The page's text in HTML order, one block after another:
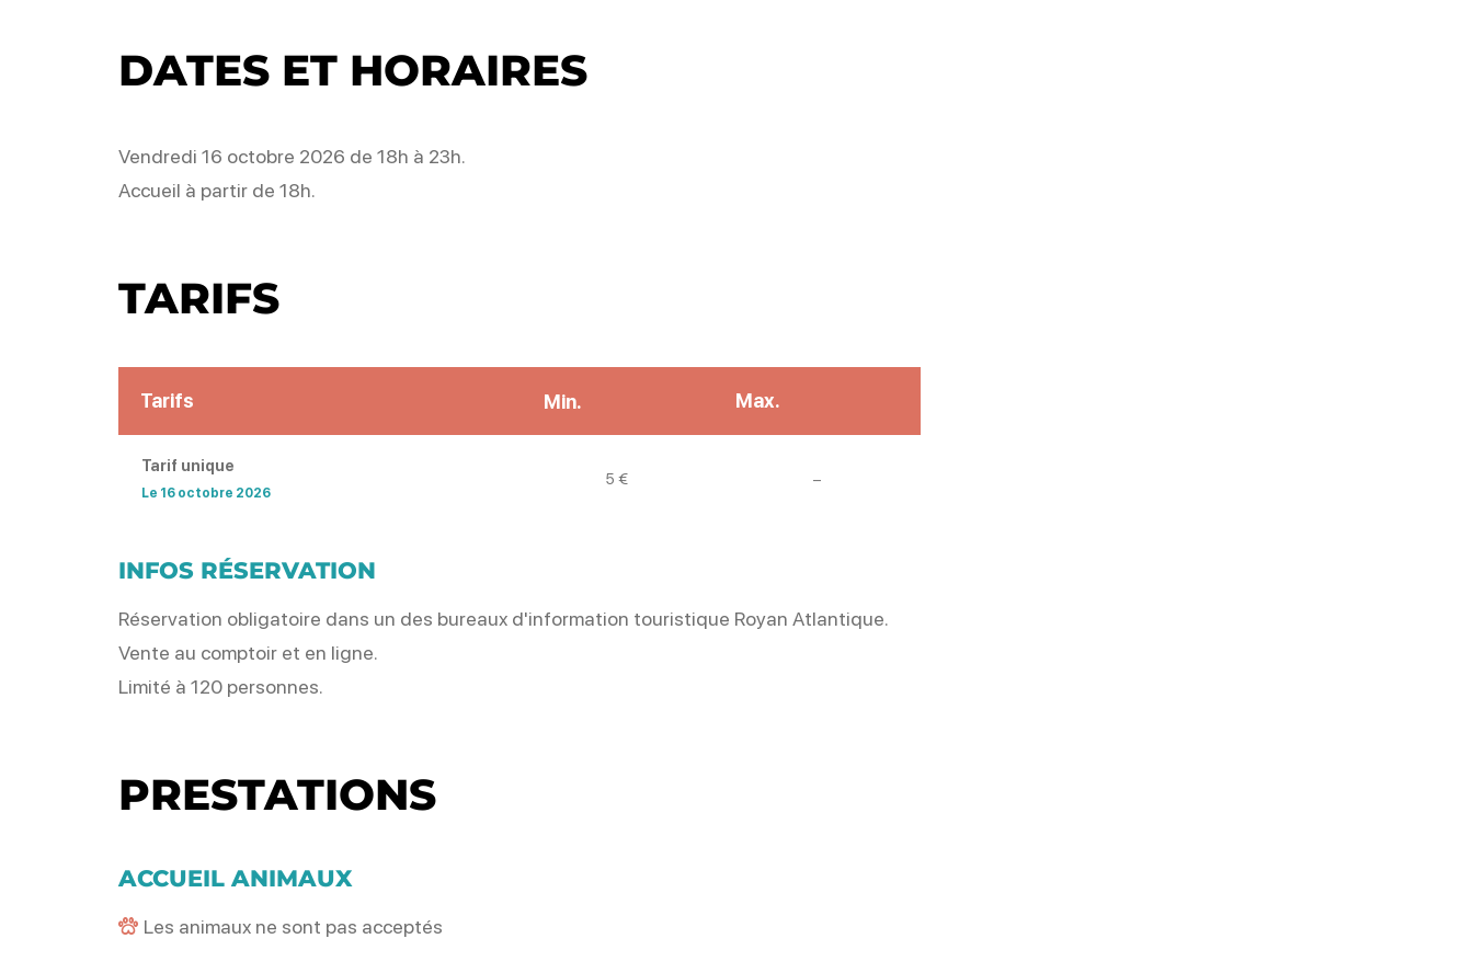
DATES ET HORAIRES
Vendredi 16 octobre 2026 de 18h à 23h.
Accueil à partir de 18h.
TARIFS
Tarifs Min. Max.
Tarif unique
Le 16 octobre 2026
5 € –Non communiqué
INFOS RÉSERVATION
Réservation obligatoire dans un des bureaux d'information touristique Royan Atlantique.
Vente au comptoir et en ligne.
Limité à 120 personnes.
PRESTATIONS
ACCUEIL ANIMAUX
Les animaux ne sont pas acceptés